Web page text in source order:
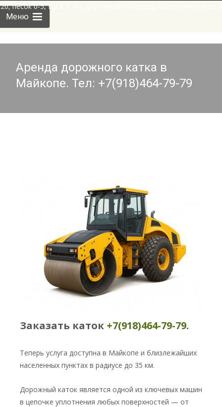
Меню
Skip
to
content
щебень 10*20, песок 0-5, ЩПС С-5 с доставкой по городу
Аренда дорожного катка в
Майкопе. Тел: +7(918)464-79-79
Заказать каток +7(918)464-79-79.
Теперь услуга доступна в Майкопе и близлежайших
населенных пунктах в радиусе до 35 км.
Дорожный каток является одной из ключевых машин
в цепочке уплотнения любых поверхностей — от